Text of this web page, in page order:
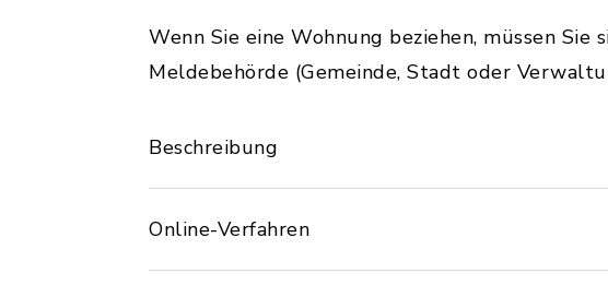
Wenn Sie eine Wohnung beziehen, müssen
Meldebehörde (Gemeinde, Stadt oder
Beschreibung
Online-Verfahren